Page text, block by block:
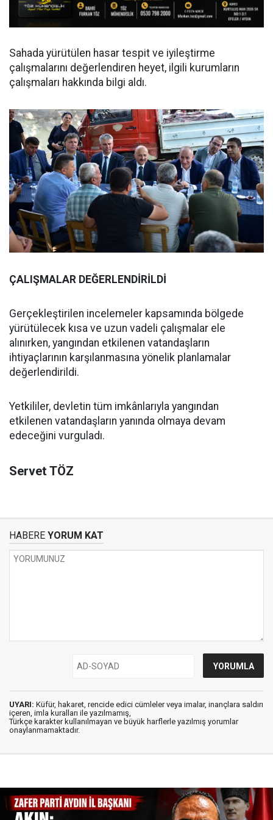
Sahada yürütülen hasar tespit ve iyileştirme
çalışmalarını değerlendiren heyet, ilgili kurumların
çalışmaları hakkında bilgi aldı.
ÇALIŞMALAR DEĞERLENDİRİLDİ
Gerçekleştirilen incelemeler kapsamında bölgede
yürütülecek kısa ve uzun vadeli çalışmalar ele
alınırken, yangından etkilenen vatandaşların
ihtiyaçlarının karşılanmasına yönelik planlamalar
değerlendirildi.
Yetkililer, devletin tüm imkânlarıyla yangından
etkilenen vatandaşların yanında olmaya devam
edeceğini vurguladı.
Servet TÖZ
HABERE YORUM KAT
UYARI: Küfür, hakaret, rencide edici cümleler veya imalar, inançlara saldırı
içeren, imla kuralları ile yazılmamış,
Türkçe karakter kullanılmayan ve büyük harflerle yazılmış yorumlar
onaylanmamaktadır.